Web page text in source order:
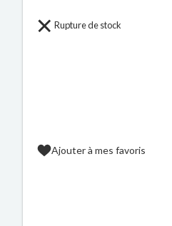
Rupture de stock
Ajouter à mes favoris